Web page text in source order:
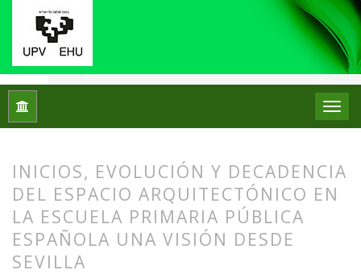
Inicio
INICIOS, EVOLUCIÓN Y DECADENCIA
DEL ESPACIO ARQUITECTÓNICO EN
LA ESCUELA PRIMARIA PÚBLICA
ESPAÑOLA UNA VISIÓN DESDE
SEVILLA